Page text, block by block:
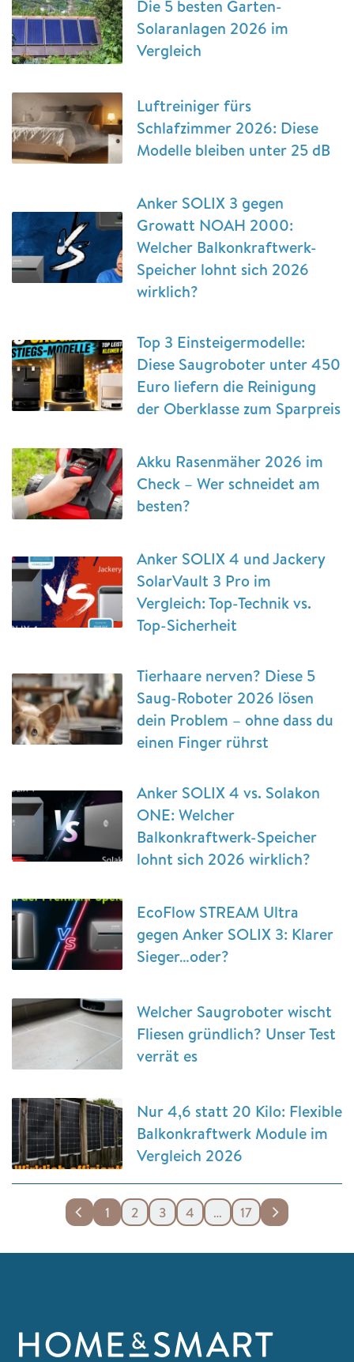
Die 5 besten Garten-
Solaranlagen 2026 im
Vergleich
Luftreiniger fürs
Schlafzimmer 2026: Diese
Modelle bleiben unter 25 dB
Anker SOLIX 3 gegen
Growatt NOAH 2000:
Welcher Balkonkraftwerk-
Speicher lohnt sich 2026
wirklich?
Top 3 Einsteigermodelle:
Diese Saugroboter unter 450
Euro liefern die Reinigung
der Oberklasse zum Sparpreis
Akku Rasenmäher 2026 im
Check – Wer schneidet am
besten?
Anker SOLIX 4 und Jackery
SolarVault 3 Pro im
Vergleich: Top-Technik vs.
Top-Sicherheit
Tierhaare nerven? Diese 5
Saug-Roboter 2026 lösen
dein Problem – ohne dass du
einen Finger rührst
Anker SOLIX 4 vs. Solakon
ONE: Welcher
Balkonkraftwerk-Speicher
lohnt sich 2026 wirklich?
EcoFlow STREAM Ultra
gegen Anker SOLIX 3: Klarer
Sieger…oder?
Welcher Saugroboter wischt
Fliesen gründlich? Unser Test
verrät es
Nur 4,6 statt 20 Kilo: Flexible
Balkonkraftwerk Module im
Vergleich 2026
1 2 3 4 … 17